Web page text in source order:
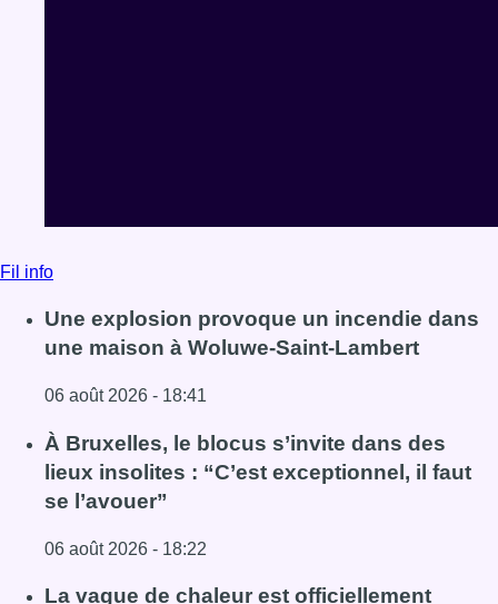
Fil info
Une explosion provoque un incendie dans
une maison à Woluwe-Saint-Lambert
06 août 2026 - 18:41
Lire l'article Une explosion provoque un incendie dans
À Bruxelles, le blocus s’invite dans des
lieux insolites : “C’est exceptionnel, il faut
se l’avouer”
06 août 2026 - 18:22
Lire l'article À Bruxelles, le blocus s’invite dans des lieux
La vague de chaleur est officiellement